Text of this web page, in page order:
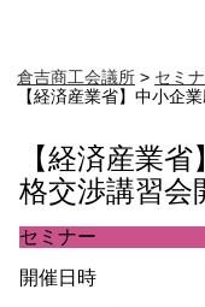
倉吉商工会議所 > セミ
【経済産業省】中小企
【経済産業
格交渉講習会
セミナー
開催日時